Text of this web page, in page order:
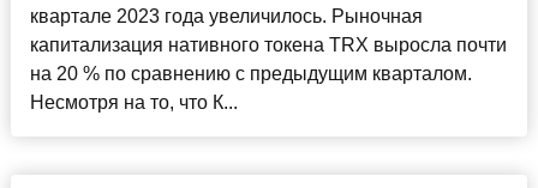
квартале 2023 года увеличилось. Рыночная
капитализация нативного токена TRX выросла почти
на 20 % по сравнению с предыдущим кварталом.
Несмотря на то, что К...